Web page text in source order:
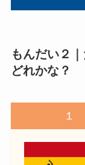
もんだい２
どれかな？
１